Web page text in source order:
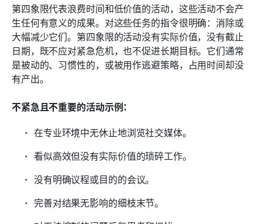
第四象限代表浪费时间和低价值的活动，这些活动不会产
生任何有意义的成果。对这些任务的指令很明确：消除或
大幅减少它们。第四象限的活动没有实际价值，没有截止
日期，既不应对紧急危机，也不促进长期目标。它们通常
是被动的、习惯性的，或被用作逃避策略，占用时间却没
有产出。
不紧急且不重要的活动示例：
在专业环境中无休止地浏览社交媒体。
看似高效但没有实际价值的琐碎工作。
没有明确议程或目的的会议。
完善对结果无影响的细枝末节。